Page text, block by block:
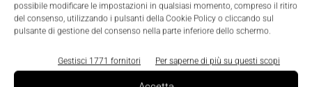
possibile modificare le impostazioni in qualsiasi momento, compreso il ritiro
del consenso, utilizzando i pulsanti della Cookie Policy o cliccando sul
pulsante di gestione del consenso nella parte inferiore dello schermo.
Gestisci 1771 fornitori Per saperne di più su questi scopi